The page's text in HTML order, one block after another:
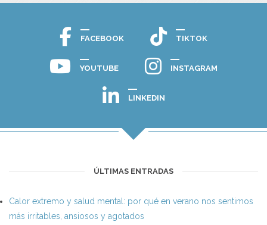
FACEBOOK TIKTOK
YOUTUBE INSTAGRAM
LINKEDIN
ÚLTIMAS ENTRADAS
Calor extremo y salud mental: por qué en verano nos sentimos
más irritables, ansiosos y agotados